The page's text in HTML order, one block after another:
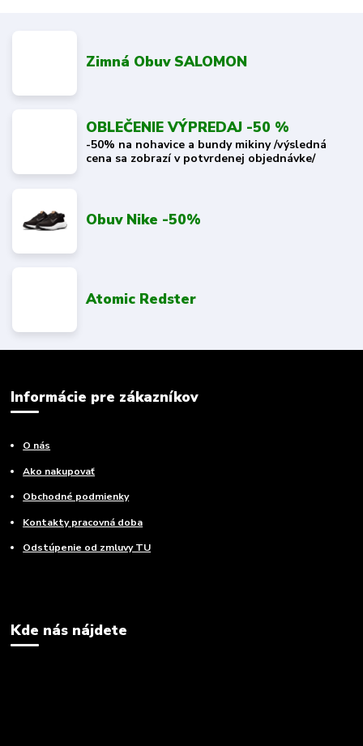
Zimná Obuv SALOMON
OBLEČENIE VÝPREDAJ -50 %
-50% na nohavice a bundy mikiny /výsledná
cena sa zobrazí v potvrdenej objednávke/
Obuv Nike -50%
Atomic Redster
Informácie pre zákazníkov
O nás
Ako nakupovať
Obchodné podmienky
Kontakty pracovná doba
Odstúpenie od zmluvy TU
Kde nás nájdete